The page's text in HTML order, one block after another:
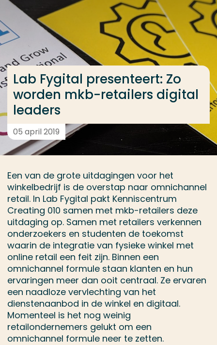
Ga direct naar de content
... > Lab Fygital presenteert: Zo worden mkb-
Lab Fygital presenteert: Zo
worden mkb-retailers digital
leaders
05 april 2019
Een van de grote uitdagingen voor het
winkelbedrijf is de overstap naar omnichannel
retail. In Lab Fygital pakt Kenniscentrum
Creating 010 samen met mkb-retailers deze
uitdaging op. Samen met retailers verkennen
onderzoekers en studenten de toekomst
waarin de integratie van fysieke winkel met
online retail een feit zijn. Binnen een
omnichannel formule staan klanten en hun
ervaringen meer dan ooit centraal. Ze ervaren
een naadloze vervlechting van het
dienstenaanbod in de winkel en digitaal.
Momenteel is het nog weinig
retailondernemers gelukt om een
omnichannel formule neer te zetten.
Veel gezocht
Opleiding
Contact